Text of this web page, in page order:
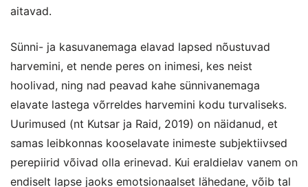
aitavad.
Sünni- ja kasuvanemaga elavad lapsed nõustuvad
harvemini, et nende peres on inimesi, kes neist
hoolivad, ning nad peavad kahe sünnivanemaga
elavate lastega võrreldes harvemini kodu turvaliseks.
Uurimused (nt Kutsar ja Raid, 2019) on näidanud, et
samas leibkonnas kooselavate inimeste subjektiivsed
perepiirid võivad olla erinevad. Kui eraldielav vanem on
endiselt lapse jaoks emotsionaalset lähedane, võib tal